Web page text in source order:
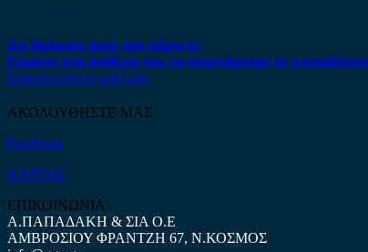
Δεν βρήκατε αυτό που ψάχνετε;
Είμαστε στη διάθεση σας να απαντήσουμε σε
Επικοινωνήστε μαζί μας
ΑΚΟΛΟΥΘΗΣΤΕ ΜΑΣ
Facebook
ΧΑΡΤΗΣ
ΕΠΙΚΟΙΝΩΝΙΑ
Α.ΠΑΠΑΔΑΚΗ & ΣΙΑ Ο.Ε
ΑΜΒΡΟΣΙΟΥ ΦΡΑΝΤΖΗ 67, Ν.ΚΟΣΜΟΣ